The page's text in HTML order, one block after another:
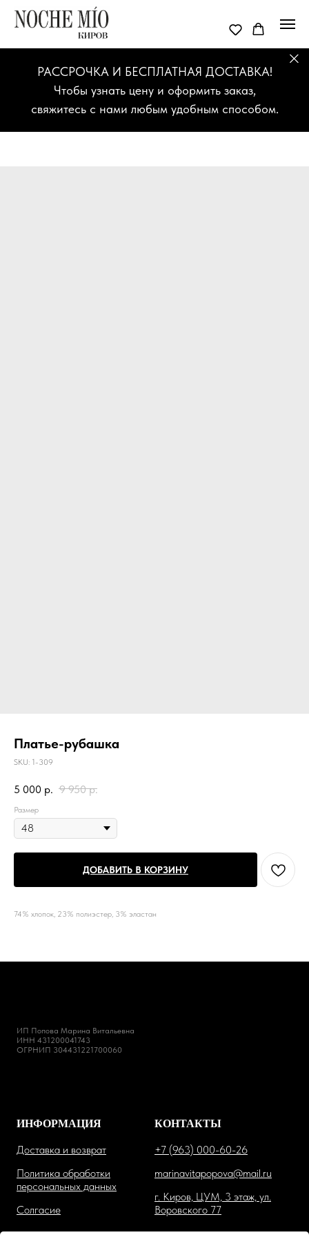
РАССРОЧКА И БЕСПЛАТНАЯ ДОСТАВКА!
Чтобы узнать цену и оформить заказ,
свяжитесь с нами любым удобным способом.
Платье-рубашка
SKU: 1-309
5 000 р. 9 950 р.
Размер
ДОБАВИТЬ В КОРЗИНУ
74% хлопок, 23% полиэстер, 3% эластан
ИП Попова Марина Витальевна
ИНН 431200041743
ОГРНИП 304431221700060
ИНФОРМАЦИЯ
Доставка и возврат
Политика обработки
персональных данных
Солгасие
КОНТАКТЫ
+7 (963) 000-60-26
marinavitapopova@mail.ru
г. Киров, ЦУМ, 3 этаж, ул.
Воровского 77